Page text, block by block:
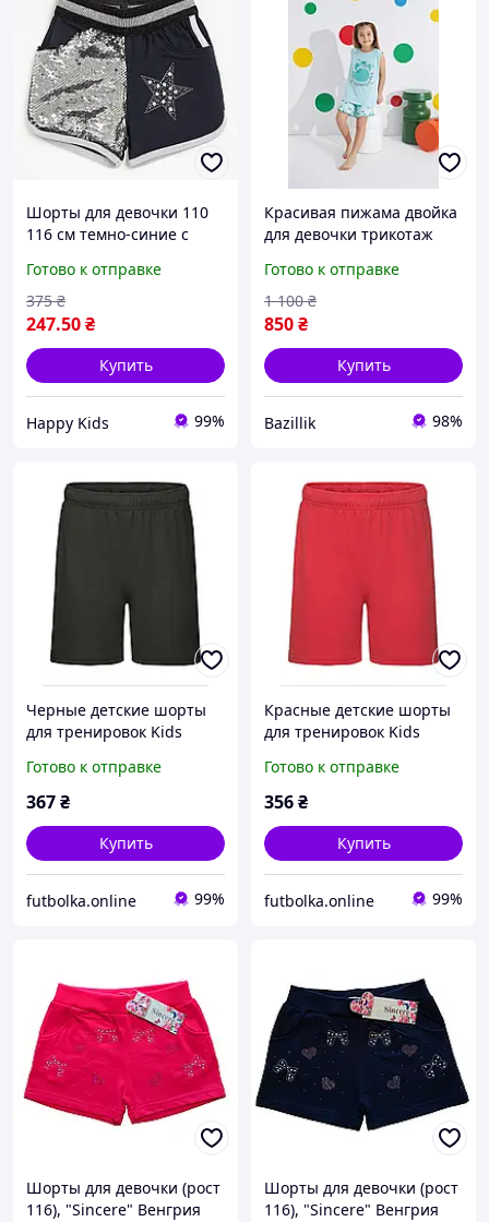
Шорты для девочки 110
116 см темно-синие с
нарядные Benini
Готово к отправке
247.50₴
375 ₴
Купить
Happy Kids 99%
Красивая пижама двойка
для девочки трикотаж
Готово к отправке
850₴
1 100 ₴
Купить
Bazillik 98%
Черные детские шорты
для тренировок Kids
of the loom
Готово к отправке
367₴
Купить
futbolka.online 99%
Красные детские шорты
для тренировок Kids
of the loom
Готово к отправке
356₴
Купить
futbolka.online 99%
Шорты для девочки (рост
116), "Sincere" Венгрия
Шорты для девочки (рост
116), "Sincere" Венгрия